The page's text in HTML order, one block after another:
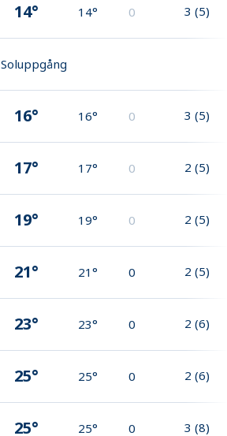
14° 14° 0 3 (5)
Soluppgång
16° 16° 0 3 (5)
17° 17° 0 2 (5)
19° 19° 0 2 (5)
21° 21° 0 2 (5)
23° 23° 0 2 (6)
25° 25° 0 2 (6)
25° 25° 0 3 (8)